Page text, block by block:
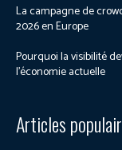
La campagne de
2026 en Europe
Pourquoi la visibilité
l’économie actuelle
Articles